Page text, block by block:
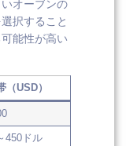
オーブンの
択すること
能性が高い
（USD）
450ドル